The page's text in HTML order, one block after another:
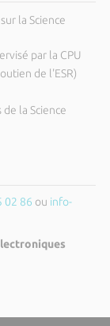
la Science
par la CPU
de l'ESR)
la Science
02 86 ou info-